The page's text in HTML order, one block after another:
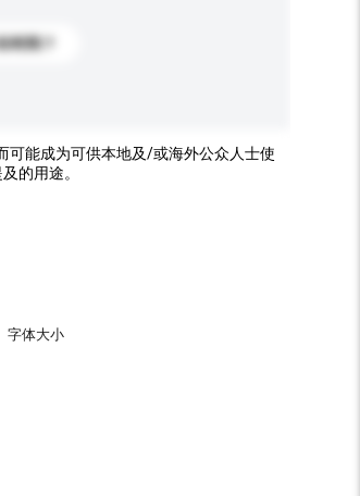
时间？
可能成为可供本地及/或海外公众人士使
的用途。
字体大小